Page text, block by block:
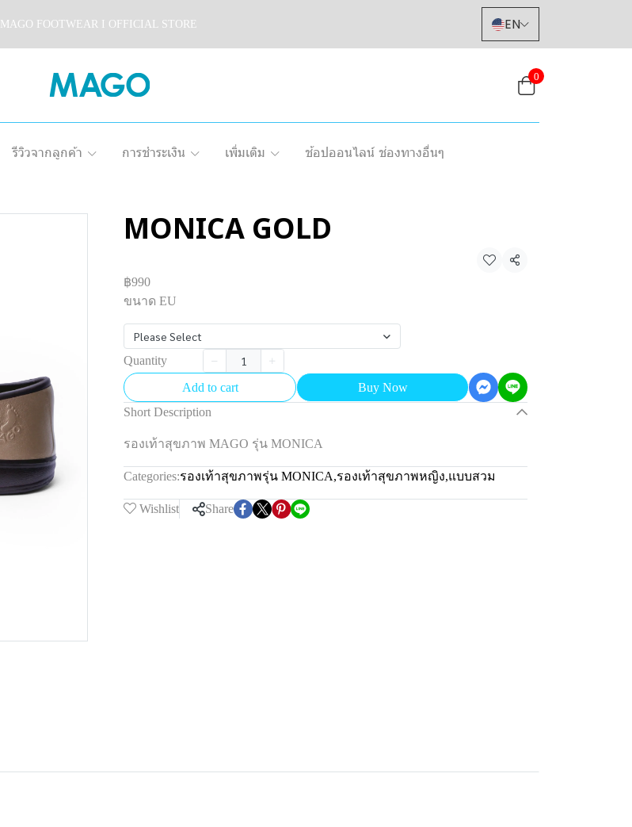
MAGO FOOTWEAR I OFFICIAL STORE EN
0
รีวิวจากลูกค้า การชำระเงิน เพิ่มเติม ช้อปออนไลน์ ช่องทางอื่นๆ
MONICA GOLD
Share
฿990
ขนาด EU
Please Select
Quantity
Add to cart
Buy Now
Short Description
รองเท้าสุขภาพ MAGO รุ่น MONICA
Categories:รองเท้าสุขภาพรุ่น MONICA,รองเท้าสุขภาพหญิง,แบบสวม
Wishlist Share